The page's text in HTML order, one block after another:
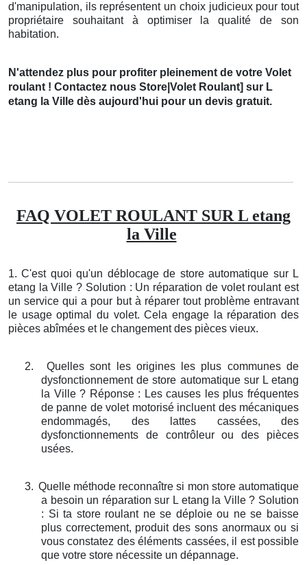
d'manipulation, ils représentent un choix judicieux pour tout
propriétaire souhaitant à optimiser la qualité de son
habitation.
N'attendez plus pour profiter pleinement de votre Volet
roulant ! Contactez nous Store|Volet Roulant] sur L
etang la Ville dès aujourd'hui pour un devis gratuit.
FAQ VOLET ROULANT SUR L etang
la Ville
1. C'est quoi qu'un déblocage de store automatique sur L
etang la Ville ? Solution : Un réparation de volet roulant est
un service qui a pour but à réparer tout problème entravant
le usage optimal du volet. Cela engage la réparation des
pièces abîmées et le changement des pièces vieux.
2.
Quelles sont les origines les plus communes de
dysfonctionnement de store automatique sur L etang
la Ville ? Réponse : Les causes les plus fréquentes
de panne de volet motorisé incluent des mécaniques
endommagés, des lattes cassées, des
dysfonctionnements de contrôleur ou des pièces
usées.
3. Quelle méthode reconnaître si mon store automatique
a besoin un réparation sur L etang la Ville ? Solution
: Si ta store roulant ne se déploie ou ne se baisse
plus correctement, produit des sons anormaux ou si
vous constatez des éléments cassées, il est possible
que votre store nécessite un dépannage.